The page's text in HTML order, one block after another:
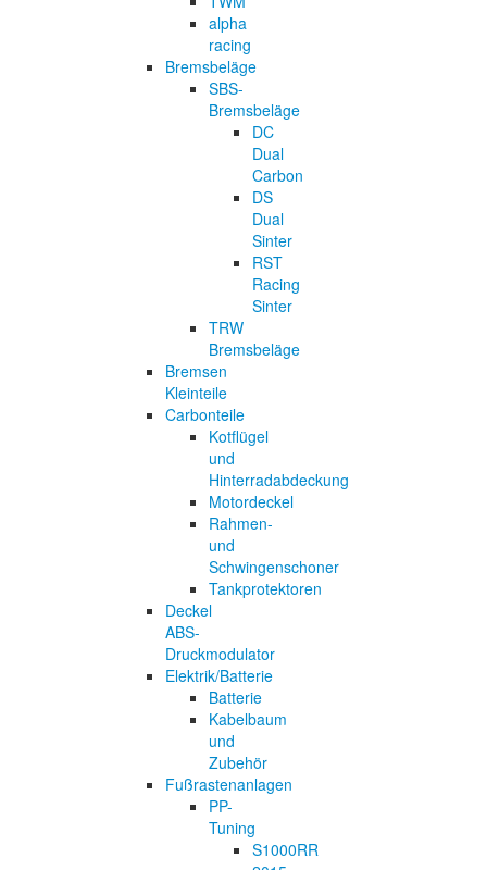
alpha
racing
Bremsbeläge
SBS-
Bremsbeläge
DC
Dual
Carbon
DS
Dual
Sinter
RST
Racing
Sinter
TRW
Bremsbeläge
Bremsen
Kleinteile
Carbonteile
Kotflügel
und
Hinterradabdeckung
Motordeckel
Rahmen-
und
Schwingenschoner
Tankprotektoren
Deckel
ABS-
Druckmodulator
Elektrik/Batterie
Batterie
Kabelbaum
und
Zubehör
Fußrastenanlagen
PP-
Tuning
S1000RR